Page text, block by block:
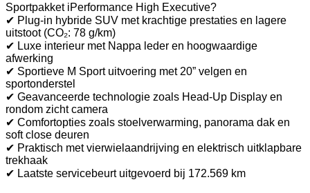
Sportpakket iPerformance High Executive?
✔ Plug-in hybride SUV met krachtige prestaties en lagere
uitstoot (CO₂: 78 g/km)
✔ Luxe interieur met Nappa leder en hoogwaardige
afwerking
✔ Sportieve M Sport uitvoering met 20” velgen en
sportonderstel
✔ Geavanceerde technologie zoals Head-Up Display en
rondom zicht camera
✔ Comfortopties zoals stoelverwarming, panorama dak en
soft close deuren
✔ Praktisch met vierwielaandrijving en elektrisch uitklapbare
trekhaak
✔ Laatste servicebeurt uitgevoerd bij 172.569 km